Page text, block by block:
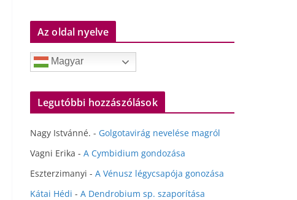
Az oldal nyelve
Magyar
Legutóbbi hozzászólások
Nagy Istvánné. - Golgotavirág nevelése magról
Vagni Erika - A Cymbidium gondozása
Eszterzimanyi - A Vénusz légycsapója gonozása
Kátai Hédi - A Dendrobium sp. szaporítása